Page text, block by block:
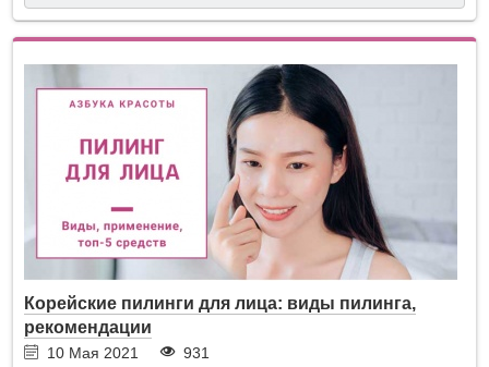
Корейские пилинги для лица: виды пилинга,
рекомендации
10 Мая 2021 931